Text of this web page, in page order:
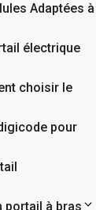
Adaptées à
électrique
choisir le
pour
portail à bras